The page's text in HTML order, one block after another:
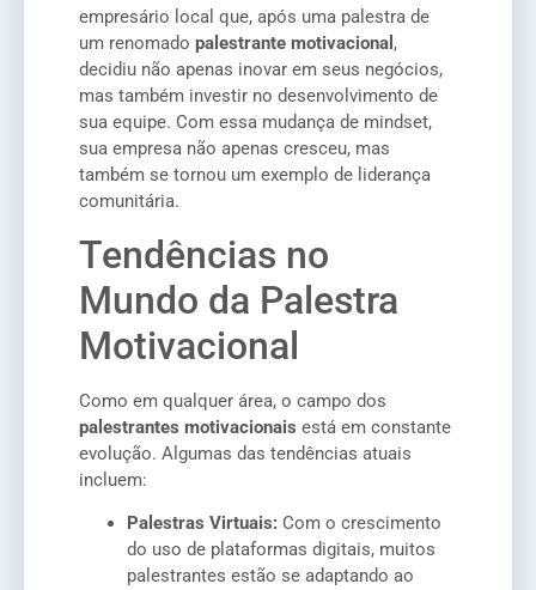
empresário local que, após uma palestra de
um renomado palestrante motivacional ,
decidiu não apenas inovar em seus negócios,
mas também investir no desenvolvimento de
sua equipe. Com essa mudança de mindset,
sua empresa não apenas cresceu, mas
também se tornou um exemplo de liderança
comunitária.
Tendências no
Mundo da Palestra
Motivacional
Como em qualquer área, o campo dos
palestrantes motivacionais está em constante
evolução. Algumas das tendências atuais
incluem:
Palestras Virtuais: Com o crescimento
do uso de plataformas digitais, muitos
palestrantes estão se adaptando ao